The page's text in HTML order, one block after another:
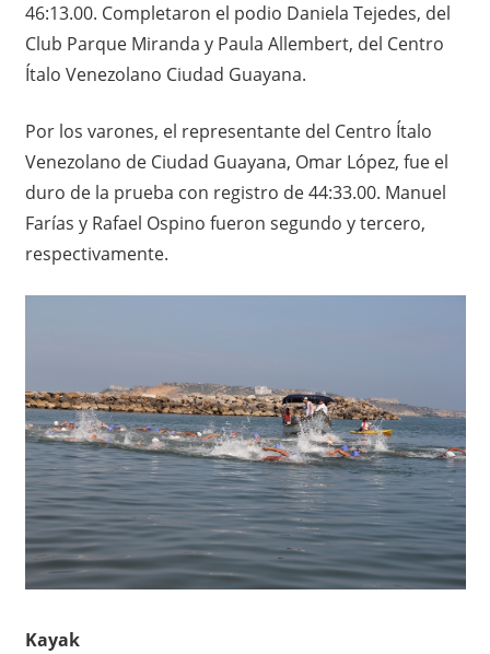
46:13.00. Completaron el podio Daniela Tejedes, del
Club Parque Miranda y Paula Allembert, del Centro
Ítalo Venezolano Ciudad Guayana.
Por los varones, el representante del Centro Ítalo
Venezolano de Ciudad Guayana, Omar López, fue el
duro de la prueba con registro de 44:33.00. Manuel
Farías y Rafael Ospino fueron segundo y tercero,
respectivamente.
Kayak